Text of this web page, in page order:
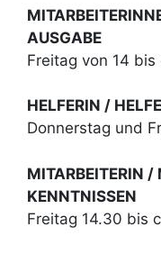
AUSGABE
Freitag von 14 bis
HELFERIN /
Donnerstag und
MITARBEITERIN /
KENNTNISSEN
Freitag 14.30 bis